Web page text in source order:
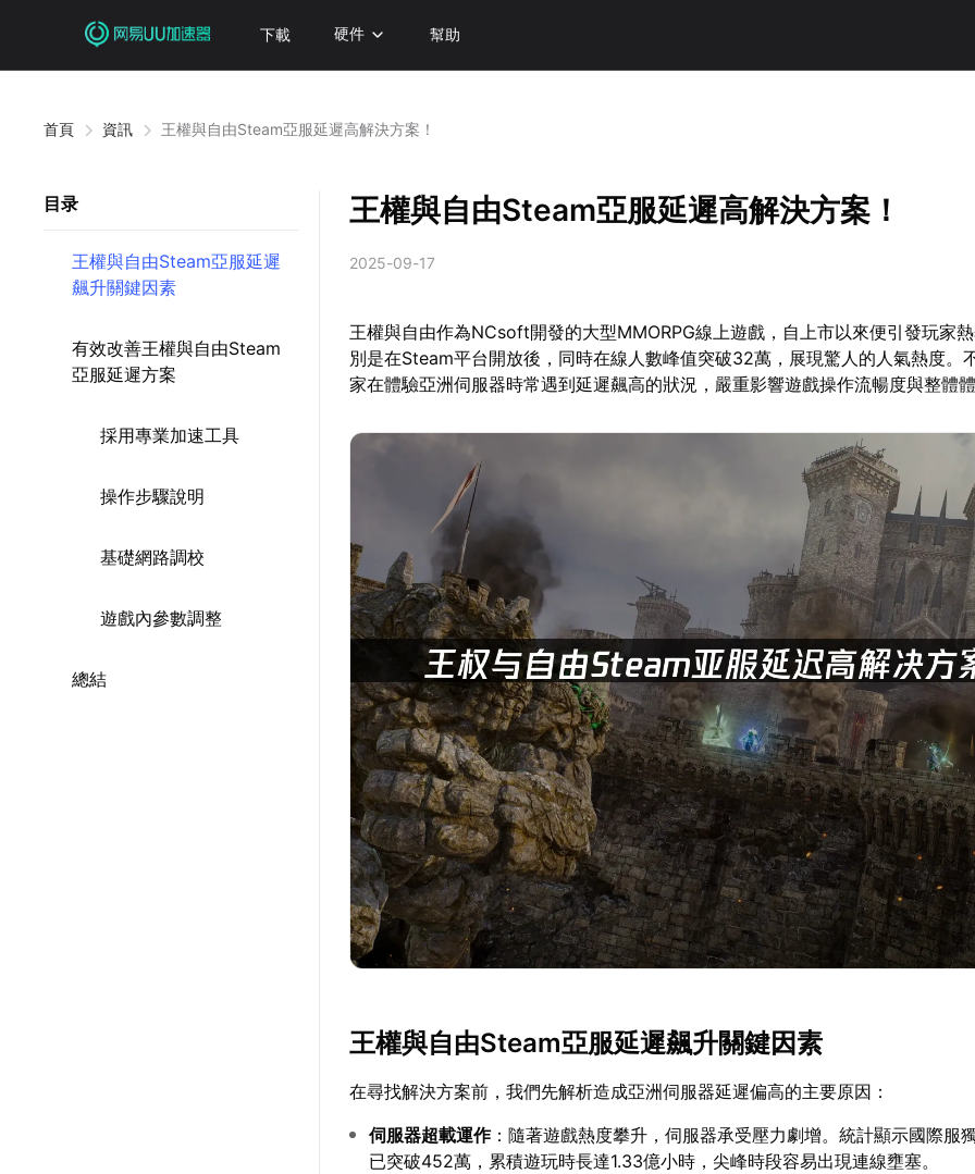
下載 硬件 幫助
首頁 資訊 王權與自由Steam亞服延遲高解決方案！
目录
王權與自由Steam亞服延遲
飆升關鍵因素
有效改善王權與自由Steam
亞服延遲方案
採用專業加速工具
操作步驟說明
基礎網路調校
遊戲內參數調整
總結
王權與自由Steam亞服延遲高解決方案！
2025-09-17
王權與自由作為NCsoft開發的大型MMORPG線上遊戲，自上市以來便引發玩家
別是在Steam平台開放後，同時在線人數峰值突破32萬，展現驚人的人氣熱度。
家在體驗亞洲伺服器時常遇到延遲飆高的狀況，嚴重影響遊戲操作流暢度與整體體
王權與自由Steam亞服延遲飆升關鍵因素
在尋找解決方案前，我們先解析造成亞洲伺服器延遲偏高的主要原因：
伺服器超載運作：隨著遊戲熱度攀升，伺服器承受壓力劇增。統計顯示國際服
已突破452萬，累積遊玩時長達1.33億小時，尖峰時段容易出現連線壅塞。